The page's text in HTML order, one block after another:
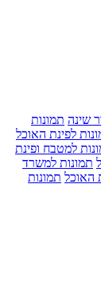
שינה תמונות
לפינת האוכל
למטבח ופינת
תמונות למשרד
האוכל תמונות